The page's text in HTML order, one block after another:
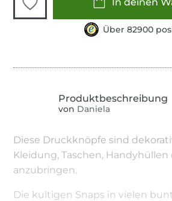
Über 82900
von Daniela
Diese Druckknöpfe sind
Kleidung, Taschen, Handyhüllen
anzubringen.
Die kultigen Snaps in vielen